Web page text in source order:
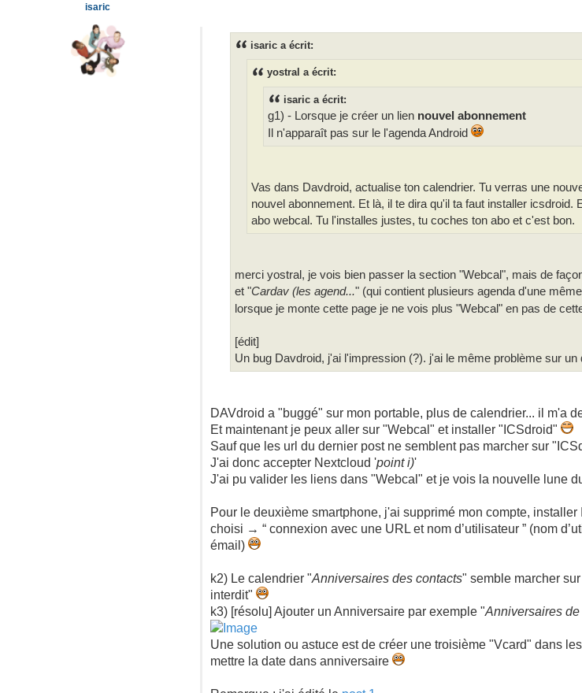
isaric a écrit:
yostral a écrit:
isaric a écrit:
g1) - Lorsque je créer un lien nouvel abonnement
Il n'apparaît pas sur le l'agenda Android
Vas dans Davdroid, actualise ton calendrier. Tu verras une
nouvel abonnement. Et là, il te dira qu'il ta faut installer
abo webcal. Tu l'installes justes, tu coches ton abo et c'est bon.
merci yostral, je vois bien passer la section "Webcal", mais de
et "Cardav (les agend..." (qui contient plusieurs agenda d'une
lorsque je monte cette page je ne vois plus "Webcal" en pas de
[édit]
Un bug Davdroid, j'ai l'impression (?). j'ai le même problème sur
DAVdroid a "buggé" sur mon portable, plus de calendrier... il m'a
Et maintenant je peux aller sur "Webcal" et installer "ICSdroid"
Sauf que les url du dernier post ne semblent pas marcher sur
J'ai donc accepter Nextcloud 'point i)'
J'ai pu valider les liens dans "Webcal" et je vois la nouvelle lune
Pour le deuxième smartphone, j'ai supprimé mon compte,
choisi → “ connexion avec une URL et nom d’utilisateur ” (nom
émail)
k2) Le calendrier "Anniversaires des contacts" semble marcher
interdit"
k3) [résolu] Ajouter un Anniversaire par exemple "Anniversaires
Une solution ou astuce est de créer une troisième "Vcard" dans
mettre la date dans anniversaire
isaric